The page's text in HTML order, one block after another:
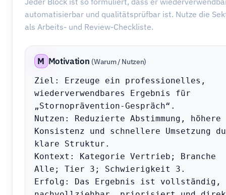
automatisierbar und qualitätsprüfbar ist. Nutze die
als Arbeits- und Review-Checkliste.
M Motivation (Warum / Nutzen)
Ziel: Erzeuge ein professionelles,
wiederverwendbares Ergebnis für
„Stornoprävention-Gespräch“.
Nutzen: Reduzierte Abstimmung, höhere
Konsistenz und schnellere Umsetzung
klare Struktur.
Kontext: Kategorie Vertrieb; Branche
Alle; Tier 3; Schwierigkeit 3.
Erfolg: Das Ergebnis ist vollständig,